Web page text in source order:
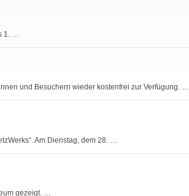
1. …
und Besuchern wieder kostenfrei zur Verfügung. …
Am Dienstag, dem 28. …
gezeigt. …